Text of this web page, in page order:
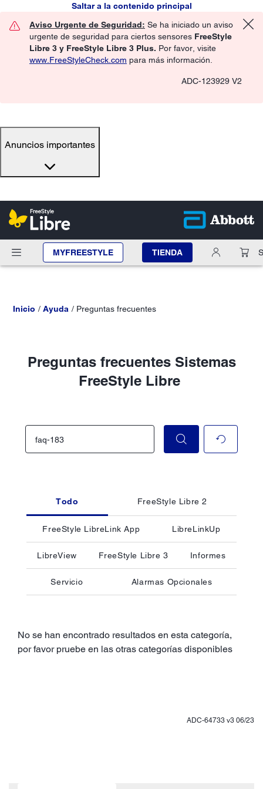
Saltar a la contenido principal
Aviso Urgente de Seguridad: Se ha iniciado un aviso
urgente de seguridad para ciertos sensores FreeStyle
Libre 3 y FreeStyle Libre 3 Plus. Por favor, visite
www.FreeStyleCheck.com para más información.
ADC-123929 V2
Anuncios importantes
MYFREESTYLE TIENDA
Inicio Ayuda Preguntas frecuentes
Preguntas frecuentes Sistemas
FreeStyle Libre
Todo FreeStyle Libre 2
FreeStyle LibreLink App LibreLinkUp
LibreView FreeStyle Libre 3 Informes
Servicio Alarmas Opcionales
No se han encontrado resultados en esta categoría,
por favor pruebe en las otras categorías disponibles
ADC-64733 v3 06/23